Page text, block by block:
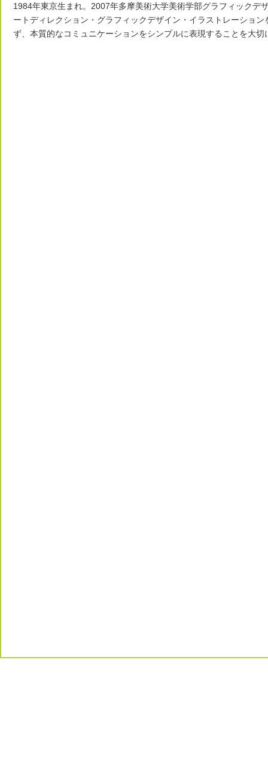
1984年東京生まれ。2007年多摩美術大学美術学部グラフィック
ートディレクション・グラフィックデザイン・イラストレーショ
ず、本質的なコミュニケーションをシンプルに表現することを大切